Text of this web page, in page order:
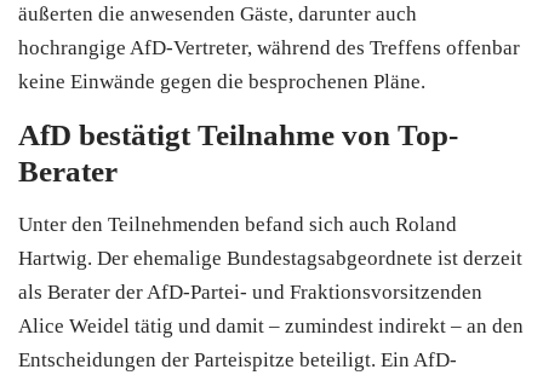
äußerten die anwesenden Gäste, darunter auch
hochrangige AfD-Vertreter, während des Treffens offenbar
keine Einwände gegen die besprochenen Pläne.
AfD bestätigt Teilnahme von Top-
Berater
Unter den Teilnehmenden befand sich auch Roland
Hartwig. Der ehemalige Bundestagsabgeordnete ist derzeit
als Berater der AfD-Partei- und Fraktionsvorsitzenden
Alice Weidel tätig und damit – zumindest indirekt – an den
Entscheidungen der Parteispitze beteiligt. Ein AfD-